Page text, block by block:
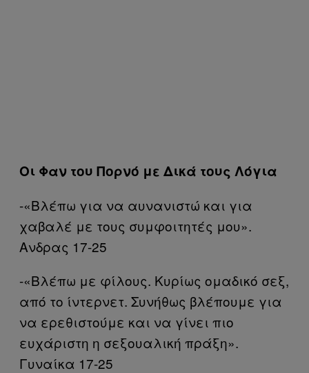
Οι Φαν του Πορνό με Δικά τους Λόγια
-«Βλέπω για να αυνανιστώ και για
χαβαλέ με τους συμφοιτητές μου».
Ανδρας 17-25
-«Βλέπω με φίλους. Κυρίως ομαδικό σεξ,
από το ίντερνετ. Συνήθως βλέπουμε για
να ερεθιστούμε και να γίνει πιο
ευχάριστη η σεξουαλική πράξη».
Γυναίκα 17-25